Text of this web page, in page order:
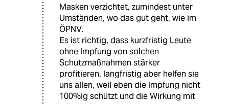
Masken verzichtet, zumindest unter
Umständen, wo das gut geht, wie im
ÖPNV.
Es ist richtig, dass kurzfristig Leute
ohne Impfung von solchen
Schutzmaßnahmen stärker
profitieren, langfristig aber helfen sie
uns allen, weil eben die Impfung nicht
100%ig schützt und die Wirkung mit